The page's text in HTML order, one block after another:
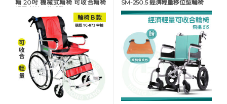
輪 20吋 機械式輪椅 可收合輪椅
SM-250.5 經濟輕量移位型輪椅